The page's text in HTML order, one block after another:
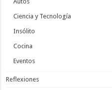
Ciencia y Tecnología
Insólito
Cocina
Eventos
Reflexiones